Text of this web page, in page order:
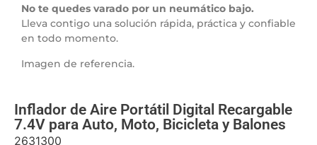
No te quedes varado por un neumático bajo.
Lleva contigo una solución rápida, práctica y confiable
en todo momento.
Imagen de referencia.
Inflador de Aire Portátil Digital Recargable
7.4V para Auto, Moto, Bicicleta y Balones
2631300